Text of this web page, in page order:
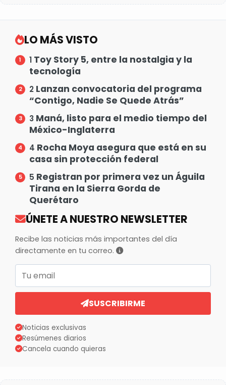
LO MÁS VISTO
1 Toy Story 5, entre la nostalgia y la
tecnología
2 Lanzan convocatoria del programa
“Contigo, Nadie Se Quede Atrás”
3 Maná, listo para el medio tiempo del
México-Inglaterra
4 Rocha Moya asegura que está en su
casa sin protección federal
5 Registran por primera vez un Águila
Tirana en la Sierra Gorda de
Querétaro
ÚNETE A NUESTRO NEWSLETTER
Recibe las noticias más importantes del día
directamente en tu correo.
Correo electrónico
SUSCRIBIRME
Noticias exclusivas
Resúmenes diarios
Cancela cuando quieras